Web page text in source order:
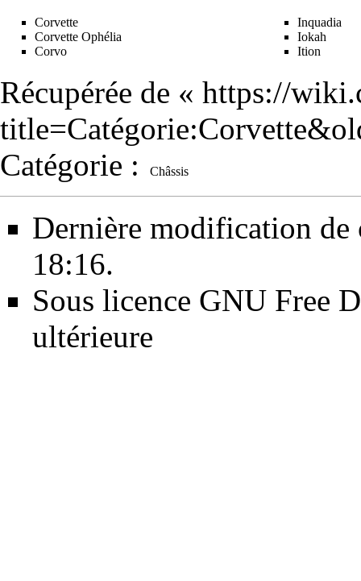
Corvette
Corvette Ophélia
Corvo
Inquadia
Iokah
Ition
Récupérée de « https://
Catégorie : Châssis
Dernière modification de
18:16.
Sous licence GNU Free
ultérieure